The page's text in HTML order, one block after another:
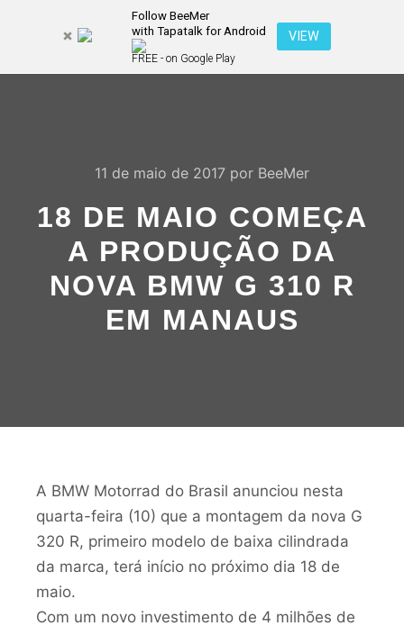
Follow BeeMer
with Tapatalk for Android
FREE - on Google Play
VIEW
11 de maio de 2017 por BeeMer
18 DE MAIO COMEÇA
A PRODUÇÃO DA
NOVA BMW G 310 R
EM MANAUS
A BMW Motorrad do Brasil anunciou nesta
quarta-feira (10) que a montagem da nova G
320 R, primeiro modelo de baixa cilindrada
da marca, terá início no próximo dia 18 de
maio.
Com um novo investimento de 4 milhões de